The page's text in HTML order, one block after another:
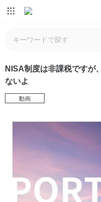
NISA制度は非課税です
ないよ
動画